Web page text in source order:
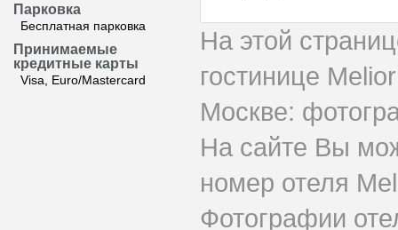
Парковка
Бесплатная парковка
Принимаемые
кредитные карты
Visa, Euro/Mastercard
На этой
гостинице
Москве:
На сайте Вы
номер отеля
Фотографии